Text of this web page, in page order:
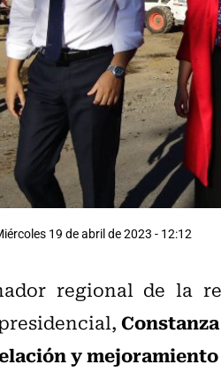
19 de abril de 2023 - 12:12
regional de la
y